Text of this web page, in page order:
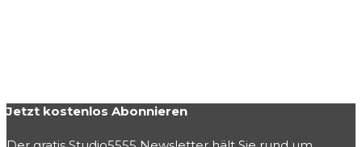
Jetzt kostenlos Abonnieren